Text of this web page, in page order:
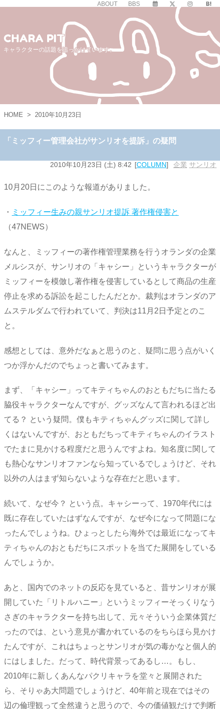
ABOUT BBS
CHARA PIT
キャラクターの話題を追っかけています。
HOME > 2010年10月23日
「ミッフィー管理会社がサンリオを提訴」の疑問
2010年10月23日 (土) 8:42 COLUMN 企業 サンリオ
10月20日にこのような報道がありました。
・ ミッフィー生みの親サンリオ提訴 著作権侵害と
（47NEWS）
なんと、ミッフィーの著作権管理業務を行うオランダの企業
メルシスが、サンリオの「キャシー」というキャラクターが
ミッフィーを模倣し著作権を侵害しているとして商品の生産
停止を求める訴訟を起こしたんだとか。裁判はオランダのア
ムステルダムで行われていて、判決は11月2日予定とのこ
と。
感想としては、意外だなぁと思うのと、疑問に思う点がいく
つか浮かんだのでちょっと書いてみます。
まず、「キャシー」ってキティちゃんのおともだちに当たる
脇役キャラクターなんですが、グッズなんて言われるほど出
てる？ という疑問。僕もキティちゃんグッズに関して詳し
くはないんですが、おともだちってキティちゃんのイラスト
でたまに見かける程度だと思うんですよね。知名度に関して
も熱心なサンリオファンなら知っているでしょうけど、それ
以外の人はまず知らないような存在だと思います。
続いて、なぜ今？ という点。キャシーって、1970年代には
既に存在していたはずなんですが、なぜ今になって問題にな
ったんでしょうね。ひょっとしたら海外では最近になってキ
ティちゃんのおともだちにスポットを当てた展開をしている
んでしょうか。
あと、国内でのネットの反応を見ていると、昔サンリオが展
開していた「リトルハニー」というミッフィーそっくりなう
さぎのキャラクターを持ち出して、元々そういう企業体質だ
ったのでは、という意見が書かれているのをちらほら見かけ
たんですが、これはちょっとサンリオが気の毒かなと個人的
にはしました。だって、時代背景ってあるし…。もし、
2010年に新しくあんなパクリキャラを堂々と展開された
ら、そりゃあ大問題でしょうけど、40年前と現在ではその
辺の倫理観って全然違うと思うので、今の価値観だけで判断